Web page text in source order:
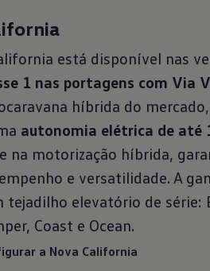
está disponível nas
1 nas portagens com Via
híbrida do
autonomia elétrica de até
na motorização híbrida,
e versatilidade. A
tejadilho elevatório de série:
Coast e Ocean.
a Nova California